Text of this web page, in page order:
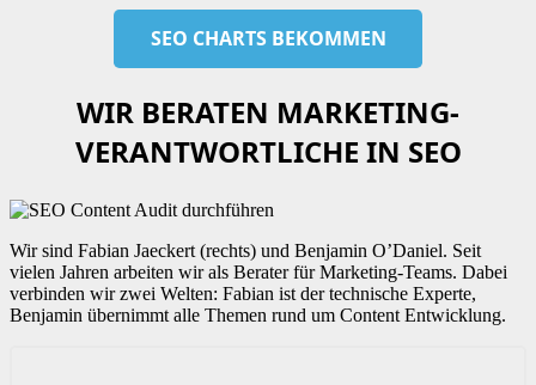
WIR BERATEN MARKETING-
VERANTWORTLICHE IN SEO
Wir sind Fabian Jaeckert (rechts) und Benjamin O’Daniel. Seit
vielen Jahren arbeiten wir als Berater für Marketing-Teams. Dabei
verbinden wir zwei Welten: Fabian ist der technische Experte,
Benjamin übernimmt alle Themen rund um Content Entwicklung.